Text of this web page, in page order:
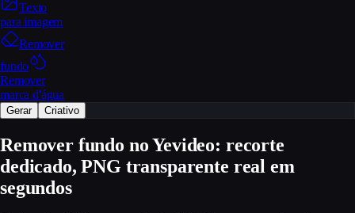
Texto
para imagem
Remover
fundo
Remover
marca d'água
Gerar Criativo
Remover fundo no Yevideo: recorte
dedicado, PNG transparente real em
segundos